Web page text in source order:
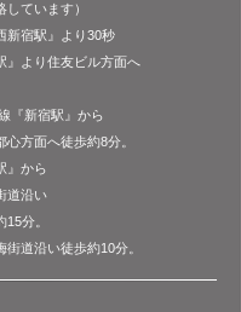
ています）
新宿駅』より30秒
』より住友ビル方面へ
『新宿駅』から
方面へ徒歩約8分。
』から
道沿い
分。
道沿い徒歩約10分。